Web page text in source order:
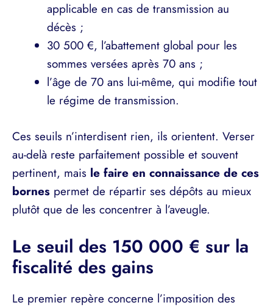
applicable en cas de transmission au
décès ;
30 500 €, l’abattement global pour les
sommes versées après 70 ans ;
l’âge de 70 ans lui-même, qui modifie tout
le régime de transmission.
Ces seuils n’interdisent rien, ils orientent. Verser
au-delà reste parfaitement possible et souvent
pertinent, mais le faire en connaissance de ces
bornes permet de répartir ses dépôts au mieux
plutôt que de les concentrer à l’aveugle.
Le seuil des 150 000 € sur la
fiscalité des gains
Le premier repère concerne l’imposition des